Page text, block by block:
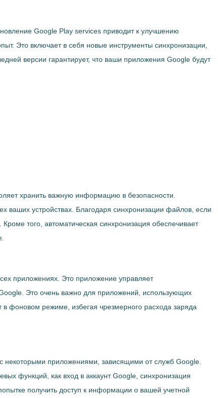
Google Play services приводит к улучшению
Это включает в себя новые инструменты синхронизации,
версии гарантирует, что ваши приложения Google будут
хранить важную информацию в безопасности.
ваших устройствах. Благодаря синхронизации файлов, если
того, автоматическая синхронизация обеспечивает
приложениях. Это приложение управляет
Это очень важно для приложений, использующих
фоновом режиме, избегая чрезмерного расхода заряда
некоторыми приложениями, зависящими от служб Google.
функций, как вход в аккаунт Google, синхронизация
получить доступ к информации о вашей учетной